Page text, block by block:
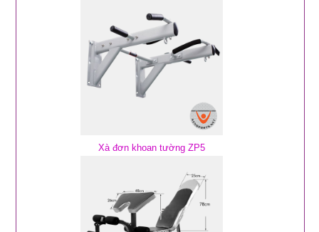
Xà đơn khoan tường ZP5